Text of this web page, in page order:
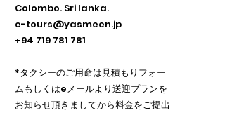
Colombo. Sri lanka.
e-tours@yasmeen.jp
+94 719 781 781
​*タクシーのご用命は見積もりフォー
ムもしくはeメールより送迎プランを
お知らせ頂きましてから料金をご提出